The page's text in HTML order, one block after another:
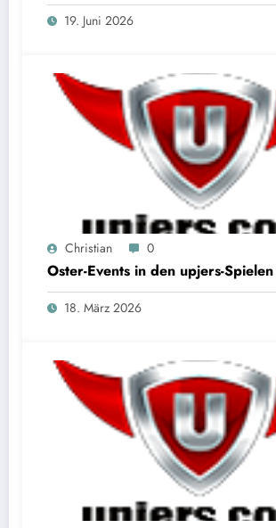
19. Juni 2026
Christian 0
Oster-Events in den upjers-
18. März 2026